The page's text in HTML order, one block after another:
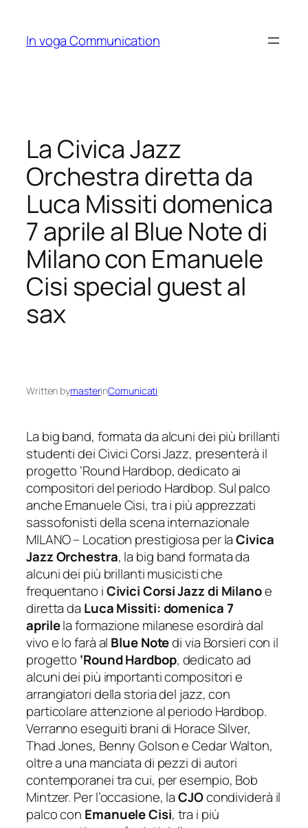
content
In voga Communication
La Civica Jazz
Orchestra diretta da
Luca Missiti domenica
7 aprile al Blue Note di
Milano con Emanuele
Cisi special guest al
sax
Written bymasterinComunicati
La big band, formatada alcuni dei più brillanti
studenti dei Civici Corsi Jazz, presenterà il
progetto ‘Round Hardbop, dedicato ai
compositoridel periodo Hardbop. Sul palco
anche Emanuele Cisi, tra i più apprezzati
sassofonisti della scena internazionale
MILANO – Location prestigiosa per laCivica
Jazz Orchestra, la big band formata da
alcuni dei più brillanti musicisti che
frequentano iCivici Corsi Jazz di Milanoe
diretta da Luca Missiti: domenica 7
aprilela formazione milanese esordirà dal
vivo e lo farà al Blue Notedi via Borsieri con il
progetto ‘Round Hardbop, dedicato ad
alcuni dei più importanti compositori e
arrangiatori della storia del jazz, con
particolare attenzione al periodo Hardbop.
Verranno eseguiti brani di Horace Silver,
Thad Jones, Benny Golson e Cedar Walton,
oltre a una manciata di pezzi di autori
contemporanei tra cui, per esempio, Bob
Mintzer. Per l’occasione, laCJOcondividerà il
palco con Emanuele Cisi, tra i più